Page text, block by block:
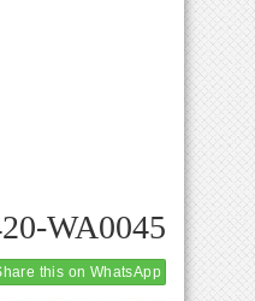
WA0045
this on WhatsApp